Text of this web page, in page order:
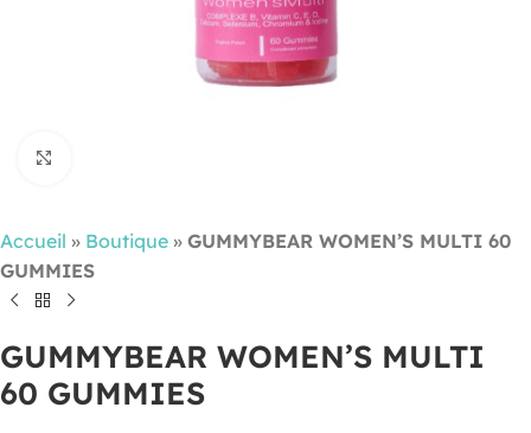
Accueil » Boutique » GUMMYBEAR WOMEN’S MULTI 60
GUMMIES
GUMMYBEAR WOMEN’S MULTI
60 GUMMIES